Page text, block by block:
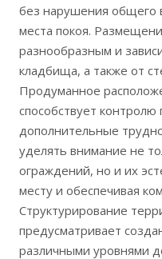
без нарушения общего
места покоя.
разнообразным и
кладбища, а также от
Продуманное
способствует
дополнительные
уделять внимание не
ограждений, но и их
месту и обеспечивая
Структурирование
предусматривает
различными уровнями